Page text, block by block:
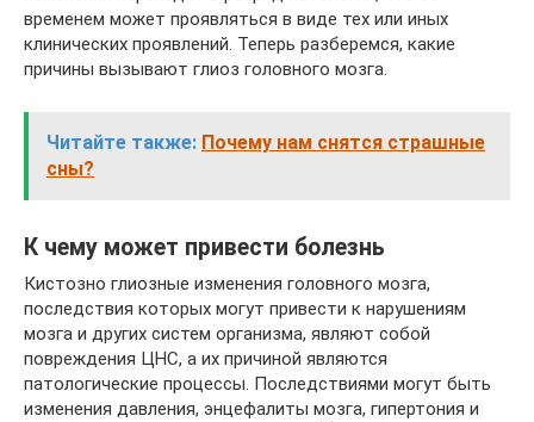
временем может проявляться в виде тех или иных
клинических проявлений. Теперь разберемся, какие
причины вызывают глиоз головного мозга.
Читайте также: Почему нам снятся страшные
сны?
К чему может привести болезнь
Кистозно глиозные изменения головного мозга,
последствия которых могут привести к нарушениям
мозга и других систем организма, являют собой
повреждения ЦНС, а их причиной являются
патологические процессы. Последствиями могут быть
изменения давления, энцефалиты мозга, гипертония и